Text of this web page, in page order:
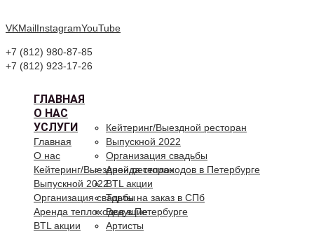
VKMailInstagramYouTube
+7 (812) 980-87-85
+7 (812) 923-17-26
ГЛАВНАЯ
О НАС
УСЛУГИ
Кейтеринг/Выездной ресторан
Выпускной 2022
Организация свадьбы
Аренда теплоходов в Петербурге
BTL акции
Торты на заказ в СПб
Ведущие
Артисты
Главная
О нас
Кейтеринг/Выездной ресторан
Выпускной 2022
Организация свадьбы
Аренда теплоходов в Петербурге
BTL акции